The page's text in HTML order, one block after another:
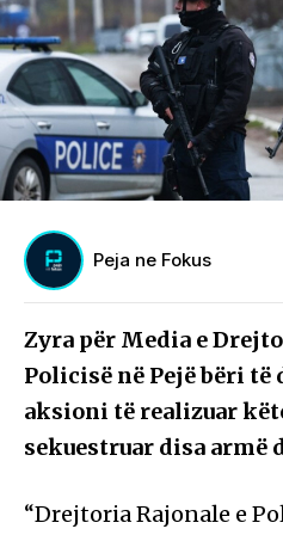
Peja ne Fokus
Zyra për Media e
Policisë në Pejë bëri
aksioni të realizuar
sekuestruar disa armë
“Drejtoria Rajonale e